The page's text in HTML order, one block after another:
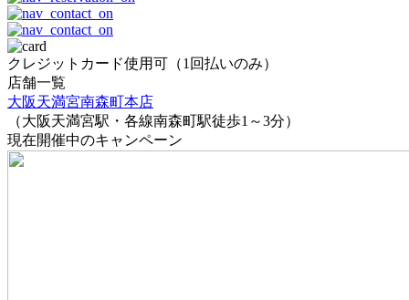
クレジットカード使用可（1回払いのみ）
店舗一覧
大阪天満宮南森町本店
（大阪天満宮駅・各線南森町駅徒歩1～3分）
現在開催中のキャンペーン